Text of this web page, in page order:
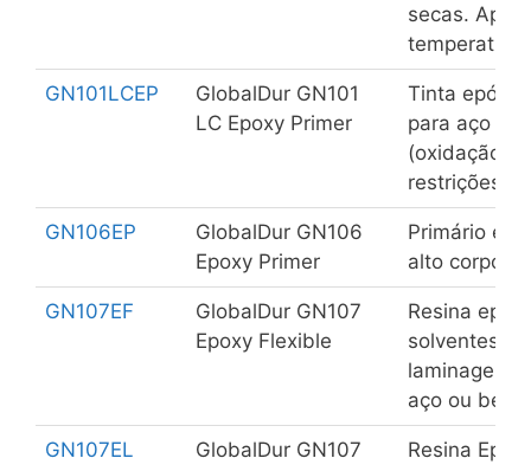
secas.
GN101LCEP
GlobalDur GN101
LC Epoxy Primer
Tinta epóxi
para aço
(oxidação
restrições
GN106EP
GlobalDur GN106
Epoxy Primer
Primário e
alto corpo
GN107EF
GlobalDur GN107
Epoxy Flexible
Resina
solventes
laminagens
aço ou
GN107EL
GlobalDur GN107
Resina